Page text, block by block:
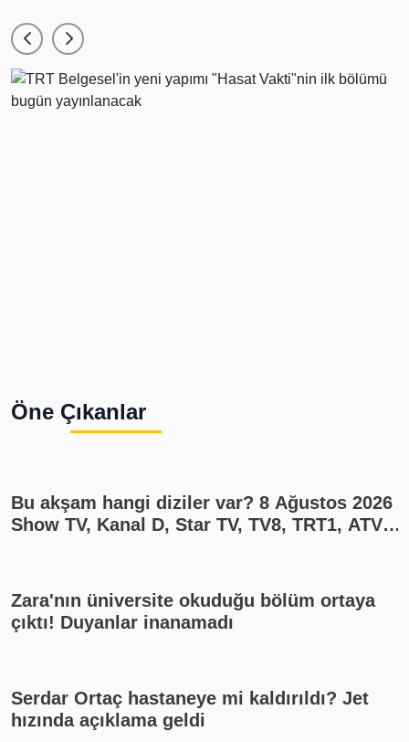
Öne Çıkanlar
Bu akşam hangi diziler var? 8 Ağustos 2026
Show TV, Kanal D, Star TV, TV8, TRT1, ATV
Zara'nın üniversite okuduğu bölüm ortaya
çıktı! Duyanlar inanamadı
Serdar Ortaç hastaneye mi kaldırıldı? Jet
hızında açıklama geldi